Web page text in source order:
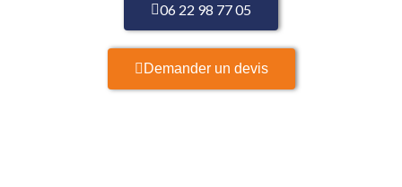
06 22 98 77 05
Demander un devis